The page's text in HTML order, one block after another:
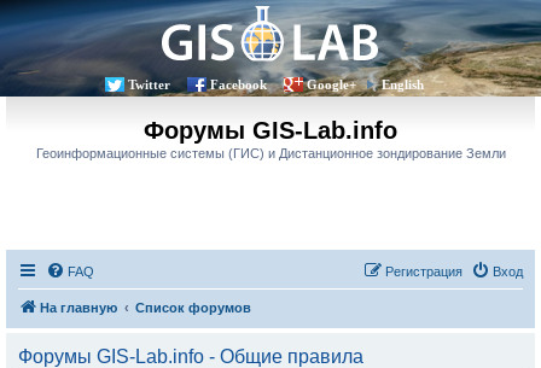
Twitter Facebook Google+ English
Форумы GIS-Lab.info
Геоинформационные системы (ГИС) и Дистанционное зондирование Земли
FAQ Вход
Регистрация
На главную Список форумов
Форумы GIS-Lab.info - Общие правила